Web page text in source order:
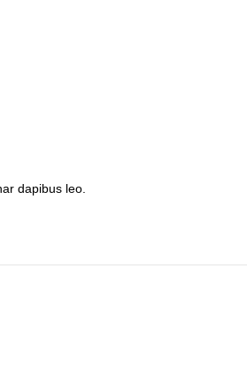
dapibus leo.